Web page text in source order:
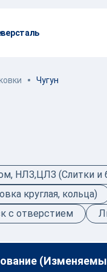
металла
метизов
Чугун
НЛЗ,ЦЛЗ (Слитки
круглая, кольца)
с отверстием